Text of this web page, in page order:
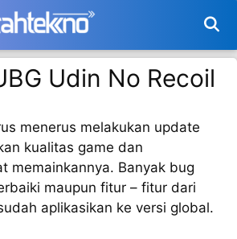
Udin No Recoil
menerus melakukan update
kualitas game dan
memainkannya. Banyak bug
maupun fitur – fitur dari
aplikasikan ke versi global.